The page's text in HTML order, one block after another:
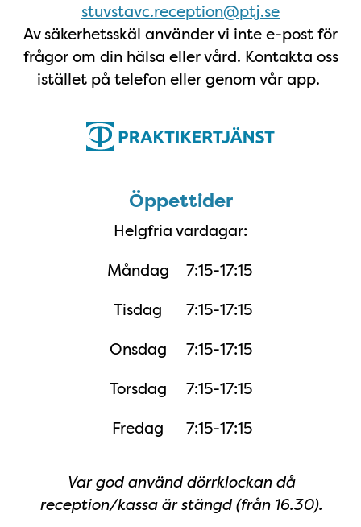
stuvstavc.reception@ptj.se
Av säkerhetsskäl använder vi inte e-post för
frågor om din hälsa eller vård. Kontakta oss
istället på telefon eller genom vår app.
Öppettider
Helgfria vardagar:
Måndag
7:15-17:15
Tisdag
7:15-17:15
Onsdag
7:15-17:15
Torsdag
7:15-17:15
Fredag
7:15-17:15
Var god använd dörrklockan då
reception/kassa är stängd (från 16.30).